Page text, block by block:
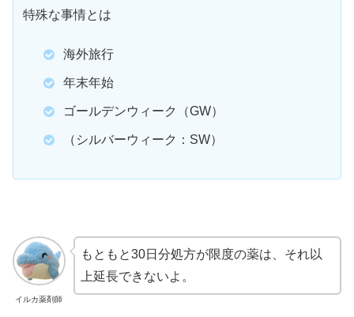
特殊な事情とは
海外旅行
年末年始
ゴールデンウィーク（GW）
（シルバーウィーク：SW）
イルカ薬剤師
もともと30日分処方が限度の薬は、それ以
上延長できないよ。